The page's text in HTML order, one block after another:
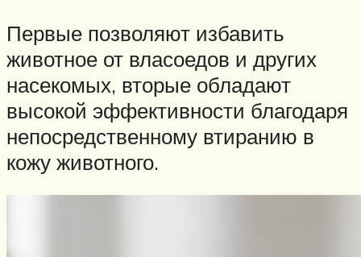
Первые позволяют избавить
животное от власоедов и других
насекомых, вторые обладают
высокой эффективности благодаря
непосредственному втиранию в
кожу животного.